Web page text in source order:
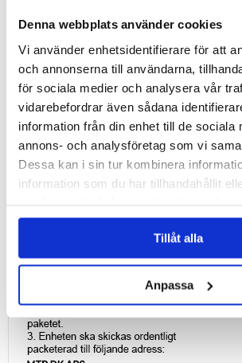
Denna webbplats använder cookies
Vi använder enhetsidentifierare för att
och annonserna till användarna,
för sociala medier och analysera vår
vidarebefordrar även sådana
information från din enhet till de sociala
annons- och analysföretag som vi
Dessa kan i sin tur kombinera
information som du har tillhandahållit
Tillåt alla
Anpassa